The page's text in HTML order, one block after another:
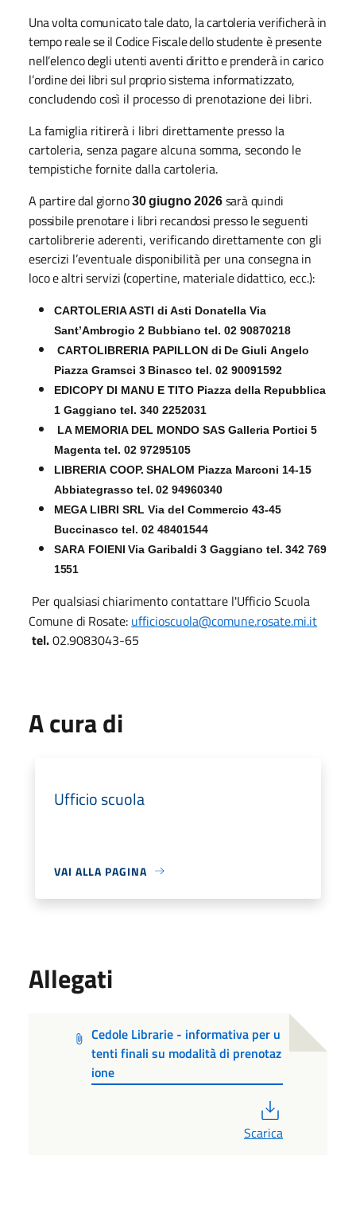
Unavoltacomunicatotaledato, lacartoleriaverificheràin
temporealeseil CodiceFiscaledellostudenteèpresente
nell’elencodegli utentiaventidirittoeprenderàincarico
l’ordinedei librisul propriosistema informatizzato,
concludendo così il processo di prenotazione dei libri.
La famiglia ritirerà i libri direttamente presso la
cartoleria, senza pagare alcuna somma, secondo le
tempistiche fornite dalla cartoleria.
A partiredal giorno 30 giugno 2026 saràquindi
possibileprenotarei libri recandosi pressoleseguenti
cartolibrerie aderenti, verificando direttamente con gli
esercizi l’eventuale disponibilità per una consegnain
locoealtriservizi(copertine, materialedidattico,ecc.):
CARTOLERIA ASTI di Asti Donatella Via
Sant’Ambrogio 2 Bubbiano tel. 02 90870218
CARTOLIBRERIA PAPILLON di De Giuli Angelo
Piazza Gramsci 3 Binasco tel. 02 90091592
EDICOPY DI MANU E TITO Piazza della Repubblica
1 Gaggiano tel. 340 2252031
LA MEMORIA DEL MONDO SAS Galleria Portici 5
Magenta tel. 02 97295105
LIBRERIA COOP. SHALOM Piazza Marconi 14-15
Abbiategrasso tel. 02 94960340
MEGA LIBRI SRL Via del Commercio 43-45
Buccinasco tel. 02 48401544
SARA FOIENI Via Garibaldi 3 Gaggiano tel. 342 769
1551
Perqualsiasichiarimento contattare l'UfficioScuola
Comunedi Rosate: ufficioscuola@comune.rosate.mi.it
tel.02.9083043-65
A cura di
Ufficio scuola
VAI ALLA PAGINA
Allegati
Cedole Librarie - informativa per u
tenti finali su modalità di prenotaz
ione
Scarica